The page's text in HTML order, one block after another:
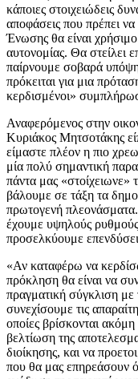
κάποιες στοιχειώδεις
αποφάσεις που πρέπει
Ένωσης θα είναι χρήσιμο
αυτονομίας. Θα στείλει
παίρνουμε σοβαρά
πρόκειται για μια
κερδισμένοι»
Αναφερόμενος στην
Κυριάκος Μητσοτάκης
είμαστε πλέον η πιο
μία πολύ σημαντική
πάντα μας «στοίχειωνε»
βάλουμε σε τάξη τα
πρωτογενή
έχουμε υψηλούς
προσελκύουμε
«Αν καταφέρω να
πρόκληση θα είναι να
πραγματική σύγκλιση
συνεχίσουμε τις
οποίες βρίσκονται
βελτίωση της
διοίκησης, και να
που θα μας επηρεάσουν